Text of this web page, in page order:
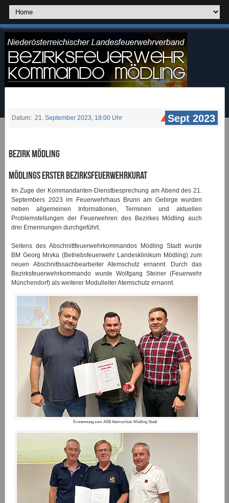
Datum: 21. September 2023, 18:00 Uhr Sept 2023
Bezirk Mödling
Mödlings erster Bezirksfeuerwehrkurat
Im Zuge der Kommandanten-Dienstbesprechung am Abend des 21.
Septembers 2023 im Feuerwehrhaus Brunn am Gebirge wurden
neben allgemeinen Informationen, Terminen und aktuellen
Problemstellungen der Feuerwehren des Bezirkes Mödling auch
drei Ernennungen durchgeführt.
Seitens des Abschnittfeuerwehrkommandos Mödling Stadt wurde
BM Georg Mrvka (Betriebsfeuerwehr Landesklinikum Mödling) zum
neuen Abschnittssachbearbeiter Atemschutz ernannt. Durch das
Bezirksfeuerwehrkommando wurde Wolfgang Steiner (Feuerwehr
Münchendorf) als weiterer Modulleiter Atemschutz ernannt.
Ernnennung zum ASB Atemschutz Mödling Stadt